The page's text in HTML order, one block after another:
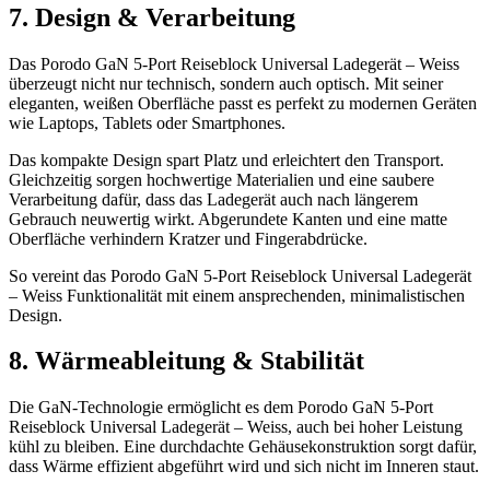
7. Design & Verarbeitung
Das Porodo GaN 5-Port Reiseblock Universal Ladegerät – Weiss
überzeugt nicht nur technisch, sondern auch optisch. Mit seiner
eleganten, weißen Oberfläche passt es perfekt zu modernen Geräten
wie Laptops, Tablets oder Smartphones.
Das kompakte Design spart Platz und erleichtert den Transport.
Gleichzeitig sorgen hochwertige Materialien und eine saubere
Verarbeitung dafür, dass das Ladegerät auch nach längerem
Gebrauch neuwertig wirkt. Abgerundete Kanten und eine matte
Oberfläche verhindern Kratzer und Fingerabdrücke.
So vereint das Porodo GaN 5-Port Reiseblock Universal Ladegerät
– Weiss Funktionalität mit einem ansprechenden, minimalistischen
Design.
8. Wärmeableitung & Stabilität
Die GaN-Technologie ermöglicht es dem Porodo GaN 5-Port
Reiseblock Universal Ladegerät – Weiss, auch bei hoher Leistung
kühl zu bleiben. Eine durchdachte Gehäusekonstruktion sorgt dafür,
dass Wärme effizient abgeführt wird und sich nicht im Inneren staut.